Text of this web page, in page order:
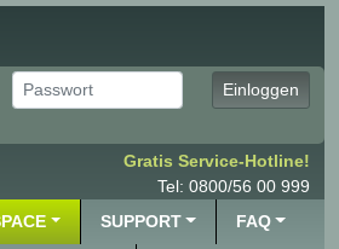
Passwort Einloggen
Gratis Service-Hotline!
Tel: 0800/56 00 999
SUPPORT FAQ